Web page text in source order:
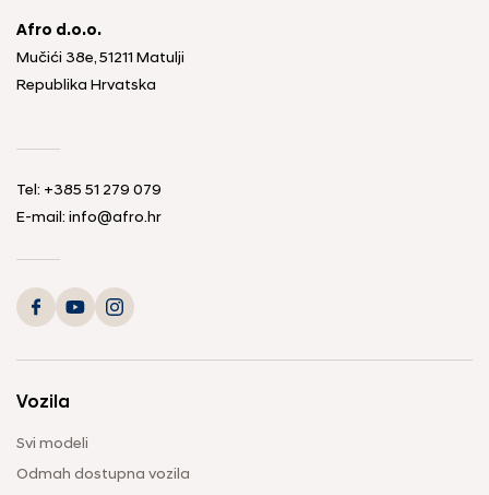
Afro d.o.o.
Mučići 38e, 51211 Matulji
Republika Hrvatska
Tel: +385 51 279 079
E-mail: info@afro.hr
Vozila
Svi modeli
Odmah dostupna vozila